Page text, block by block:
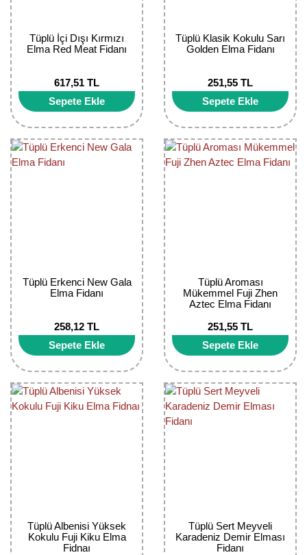
Tüplü İçi Dışı Kırmızı
Elma Red Meat Fidanı
617,51 TL
Sepete Ekle
Tüplü Klasik Kokulu Sarı
Golden Elma Fidanı
251,55 TL
Sepete Ekle
Tüplü Erkenci New Gala
Elma Fidanı
258,12 TL
Sepete Ekle
Tüplü Aroması
Mükemmel Fuji Zhen
Aztec Elma Fidanı
251,55 TL
Sepete Ekle
Tüplü Albenisi Yüksek
Kokulu Fuji Kiku Elma
Fidnaı
Tüplü Sert Meyveli
Karadeniz Demir Elması
Fidanı
Nar Fidanı
Nektarin Fidanı
Papaya Fidanı
Pepino Fidanı
Yaban Mersini Fidanı
Zeytin Fidanı